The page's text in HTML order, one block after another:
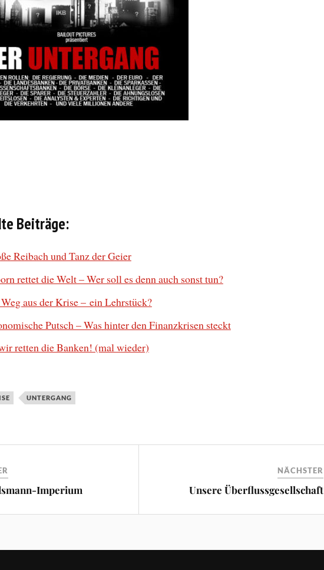
Beiträge:
Reibach und Tanz der Geier
rettet die Welt – Wer soll es denn auch sonst tun?
aus der Krise – ein Lehrstück?
Putsch – Was hinter den Finanzkrisen steckt
retten die Banken! (mal wieder)
UNTERGANG
Imperium
NÄCHSTER
Unsere Überflussgesellschaft